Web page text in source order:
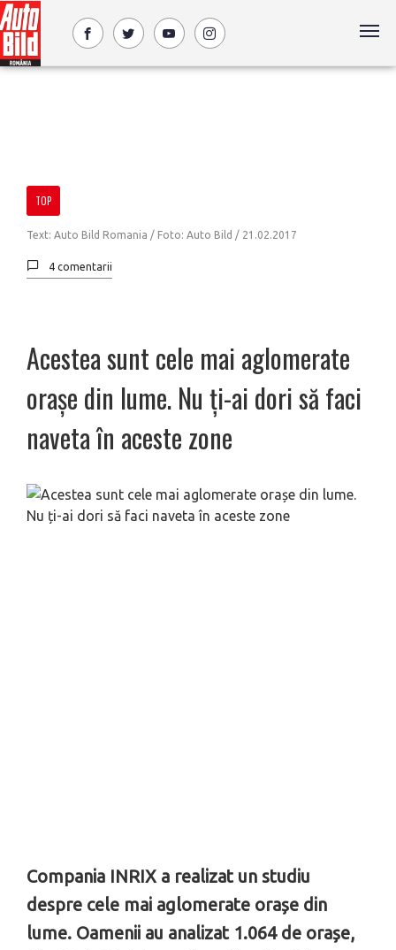
TOP
Text: Auto Bild Romania / Foto: Auto Bild / 21.02.2017
4 comentarii
Acestea sunt cele mai aglomerate
orașe din lume. Nu ți-ai dori să faci
naveta în aceste zone
Compania INRIX a realizat un studiu
despre cele mai aglomerate orașe din
lume. Oamenii au analizat 1.064 de orașe,